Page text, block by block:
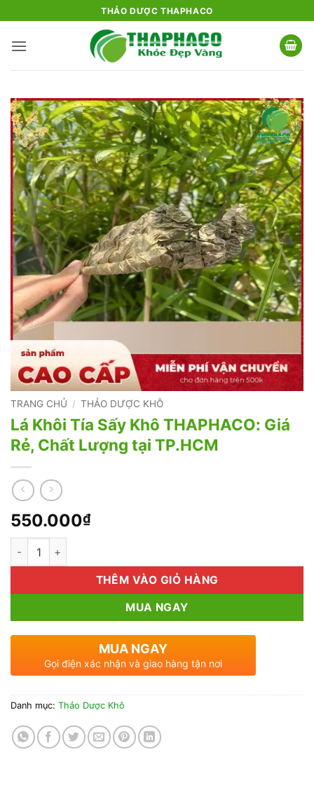
qua
nội
THẢO DƯỢC THAPHACO
TRANG CHỦ / THẢO DƯỢC KHÔ
Lá Khôi Tía Sấy Khô THAPHACO: Giá
Rẻ, Chất Lượng tại TP.HCM
550.000₫
Lá Khôi Tía Sấy Khô THAPHACO: Giá Rẻ, Chất Lượng tại
THÊM VÀO GIỎ HÀNG
MUA NGAY
MUA NGAY
Gọi điện xác nhận và giao hàng tận nơi
Danh mục: Thảo Dược Khô